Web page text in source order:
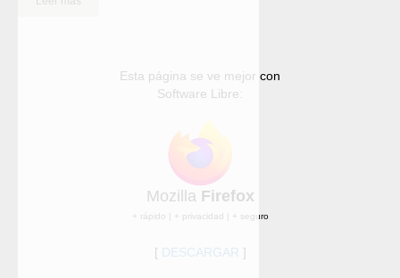
Esta página se ve mejor con
Software Libre:
Mozilla Firefox
+ rápido | + privacidad | + seguro
[ DESCARGAR ]